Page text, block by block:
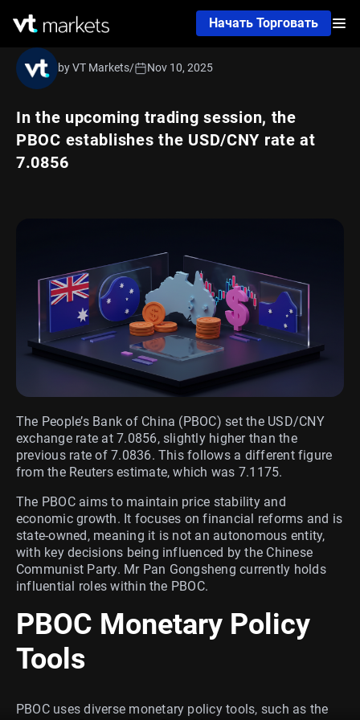
Начать Торговать
In the upcoming trading session, the
PBOC establishes the USD/CNY rate at
7.0856
by VT Markets/ Nov 10, 2025
The People’s Bank of China (PBOC) set the USD/CNY
exchange rate at 7.0856, slightly higher than the
previous rate of 7.0836. This follows a different figure
from the Reuters estimate, which was 7.1175.
The PBOC aims to maintain price stability and
economic growth. It focuses on financial reforms and is
state-owned, meaning it is not an autonomous entity,
with key decisions being influenced by the Chinese
Communist Party. Mr Pan Gongsheng currently holds
influential roles within the PBOC.
PBOC Monetary Policy
Tools
PBOC uses diverse monetary policy tools, such as the